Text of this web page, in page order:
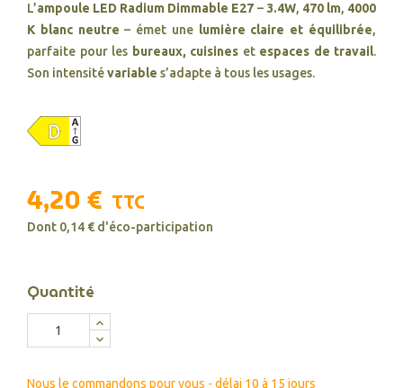
L’ampoule LED Radium Dimmable E27 – 3.4W, 470 lm, 4000
K blanc neutre – émet une lumière claire et équilibrée,
parfaite pour les bureaux, cuisines et espaces de travail.
Son intensitévariable s’adapte à tous les usages.
4,20 € TTC
Dont 0,14 € d'éco-participation
Quantité
Nous le commandons pour vous - délai 10 à 15 jours